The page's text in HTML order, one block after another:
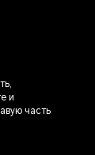
и
часть